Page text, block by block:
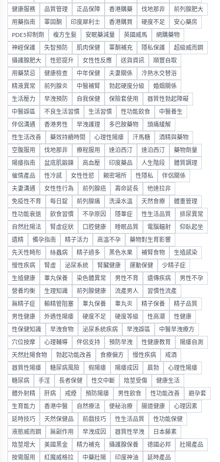
健康服務 品質管理 正品保障 香港購藥 伐地那非 前列腺肥大
用藥指南 睪固酮 印度犀利士 香港購買 硬度不足 安心藥房
PDE5抑制劑 複方生髮 安眠藥減量 英國威馬 網購藥物
神經保護 失智預防 肌肉保健 睪酮補充 隱私保護 超級威而鋼
攝護腺肥大 性慾提升 女性性反應 送貨資訊 順豐自取
用藥禁忌 健康檢查 中年保健 夫妻關係 冷熱水交替浴
精液異常 前列腺炎 中醫補腎 勃起硬度分級 婚姻關係
生活壓力 早洩預防 自我保健 保險套使用 器質性勃起障礙
中醫誤區 不良生活習慣 生活習慣 性功能飲食 中醫養生
伴侶溝通 香港男性 早洩護理 多巴胺藥物 頭痛緩解
性生活改善 藥效持續時間 心理性陽痿 汗馬糖 酒精與藥物
空腹服用 伐地那非 療程服用 達泊西汀 達泊西汀 藥物劑量
陽痿指南 盆底肌鍛鍊 高血壓 印度藥品 人生階段 體質調理
催情產品 性冷感 女性性慾 親密場所 性隱私 伴侶關係
夫妻溝通 女性性行為 前列腺癌 壽命延長 他達拉非
免疫性不育 每日錠 前列腺痛 洗澡水溫 天然食療 體重管理
性功能衰退 飲食習慣 不孕原因 隱睾症 性生活品質 排尿異常
自然壯陽法 腎虛症狀 口腔健康 睡眠品質 電腦輻射 仰臥起坐
遺精 備孕指南 精子活力 高溫不孕 藥物對生育影響
先天性畸形 絲蟲病 精子過多 黑色水果 補腎食物 生殖感染
慢性疾病 腎虛 泌尿系統 腎臟健康 運動保健 少精子症
生殖健康 睾丸保養 染色體異常 男性不育 遺傳疾病 男性不孕
營養均衡 生理知識 前列腺健康 流產男人 習慣性流產
無精子症 輸精管阻塞 睾丸保養 睾丸炎 精子保養 精子品質
男性健康 外遇性陽痿 硬度不足 硬度等級 性高潮 性健康
性保健知識 早洩食物 泌尿系統疾病 早洩誤區 中醫早洩療方
穴位按摩 心理輔導 伴侶支持 預防早洩 性健康教育 陽痿自測
天然壯陽食物 勃起功能改善 食療偏方 慢性疾病 戒酒
器質性陽痿 糖尿病風險 假陽痿 陽痿成因 晨勃 心理性陽痿
糖尿病 手淫 長者保健 性交中斷 陰莖受傷 健康生活
體外射精 肝病 戒煙 預防陽痿 男性飲食 性功能改善 避孕套
生育能力 香港中醫 自然療法 便秘治療 腸道健康 心理因素
延時技巧 天然保健品 前戲技巧 性生活品質 性功能保健
液態威而鋼 無副作用 早洩成因 器質性早洩 日本藤素
陰莖增大 美國黑金 精力補充 攝護腺保養 德國必邦 壯陽產品
按需服用 紅魔威格拉 中藥壯陽 印度神油 延時產品